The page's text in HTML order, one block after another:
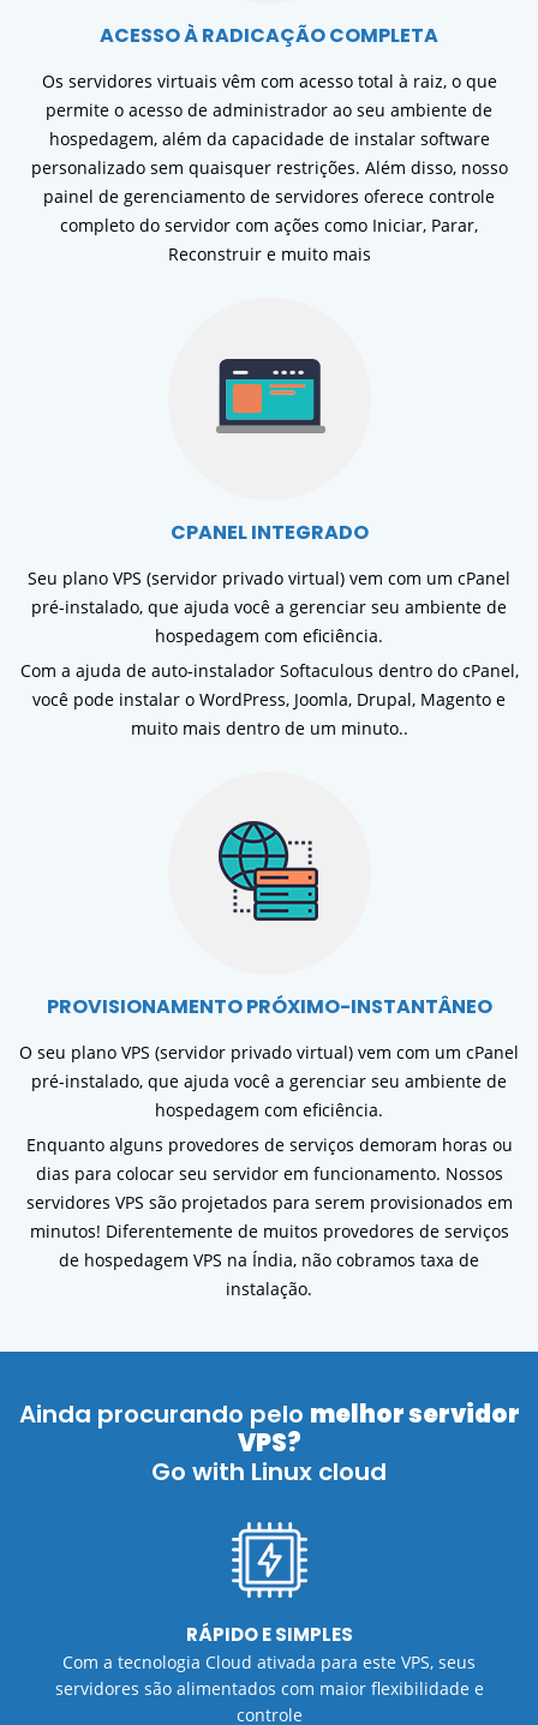
ACESSO À RADICAÇÃO COMPLETA
Os servidores virtuais vêm com acesso total à raiz, o que
permite o acesso de administrador ao seu ambiente de
hospedagem, além da capacidade de instalar software
personalizado sem quaisquer restrições. Além disso, nosso
painel de gerenciamento de servidores oferece controle
completo do servidor com ações como Iniciar, Parar,
Reconstruir e muito mais
CPANEL INTEGRADO
Seu plano VPS (servidor privado virtual) vem com um cPanel
pré-instalado, que ajuda você a gerenciar seu ambiente de
hospedagem com eficiência.
Com a ajuda de auto-instalador Softaculous dentro do cPanel,
você pode instalar o WordPress, Joomla, Drupal, Magento e
muito mais dentro de um minuto..
PROVISIONAMENTO PRÓXIMO-INSTANTÂNEO
O seu plano VPS (servidor privado virtual) vem com um cPanel
pré-instalado, que ajuda você a gerenciar seu ambiente de
hospedagem com eficiência.
Enquanto alguns provedores de serviços demoram horas ou
dias para colocar seu servidor em funcionamento. Nossos
servidores VPS são projetados para serem provisionados em
minutos! Diferentemente de muitos provedores de serviços
de hospedagem VPS na Índia, não cobramos taxa de
instalação.
Ainda procurando pelo melhor servidor
VPS?
Go with Linux cloud
RÁPIDO E SIMPLES
Com a tecnologia Cloud ativada para este VPS, seus
servidores são alimentados com maior flexibilidade e
controle